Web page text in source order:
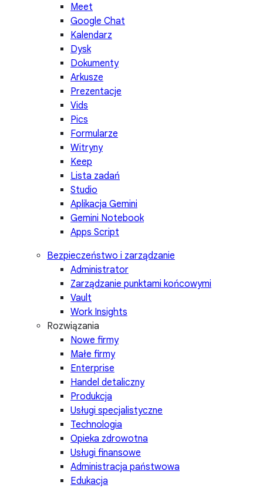
Meet
Google Chat
Kalendarz
Dysk
Dokumenty
Arkusze
Prezentacje
Vids
Pics
Formularze
Witryny
Keep
Lista zadań
Studio
Aplikacja Gemini
Gemini Notebook
Apps Script
Bezpieczeństwo i zarządzanie
Administrator
Zarządzanie punktami końcowymi
Vault
Work Insights
Rozwiązania
Nowe firmy
Małe firmy
Enterprise
Handel detaliczny
Produkcja
Usługi specjalistyczne
Technologia
Opieka zdrowotna
Usługi finansowe
Administracja państwowa
Edukacja